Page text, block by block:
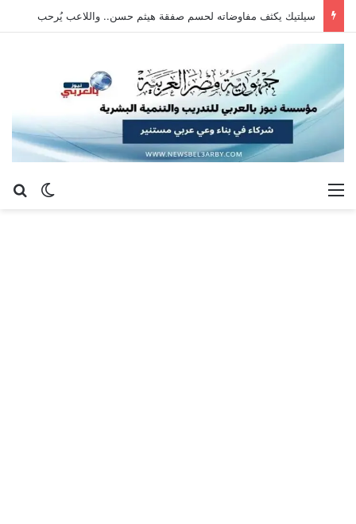
سيلتيك يكثف مفاوضاته لحسم صفقة هيثم حسن.. واللاعب يُرحب
الوضع القائمة